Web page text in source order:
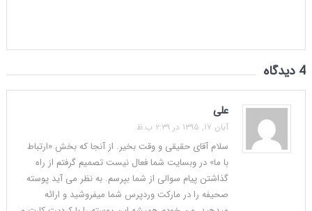
4 دیدگاه
علی
آبان ۱۷, ۱۳۹۵ در ۲:۳۹ ب.ظ
سلام آقای حقیقی و وقت بخیر. از آنجا که بخش «ارتباط
با ما» در وبسایت شما فعال نیست تصمیم گرفتم از راه
گذاشتن پیام سوالی از شما بپرسم. به نظر می آید پوسته
صحیفه را در مارکت وردپرس شما میفروشید و ارائه